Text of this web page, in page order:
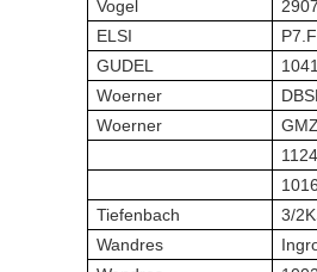
Vogel
ELSI
GUDEL
Woerner
Woerner
Tiefenbach
3/
Wandres